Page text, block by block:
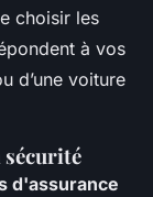
choisir les
à vos
d’une voiture
d'assurance